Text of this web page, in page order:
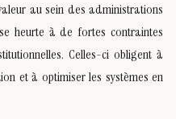
au sein des administrations
heurte à de fortes contraintes
Celles-ci obligent à
et à optimiser les systèmes en